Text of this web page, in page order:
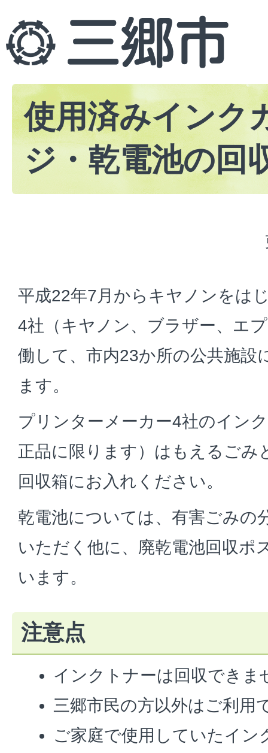
使用済みインク
ジ・乾電池の回
平成22年7月からキヤノンをは
4社（キヤノン、ブラザー、エ
働して、市内23か所の公共施設
ます。
プリンターメーカー4社のイン
正品に限ります）はもえるごみ
回収箱にお入れください。
乾電池については、有害ごみの
いただく他に、廃乾電池回収ポ
います。
注意点
インクトナーは回収できま
三郷市民の方以外はご利用
ご家庭で使用していたイン